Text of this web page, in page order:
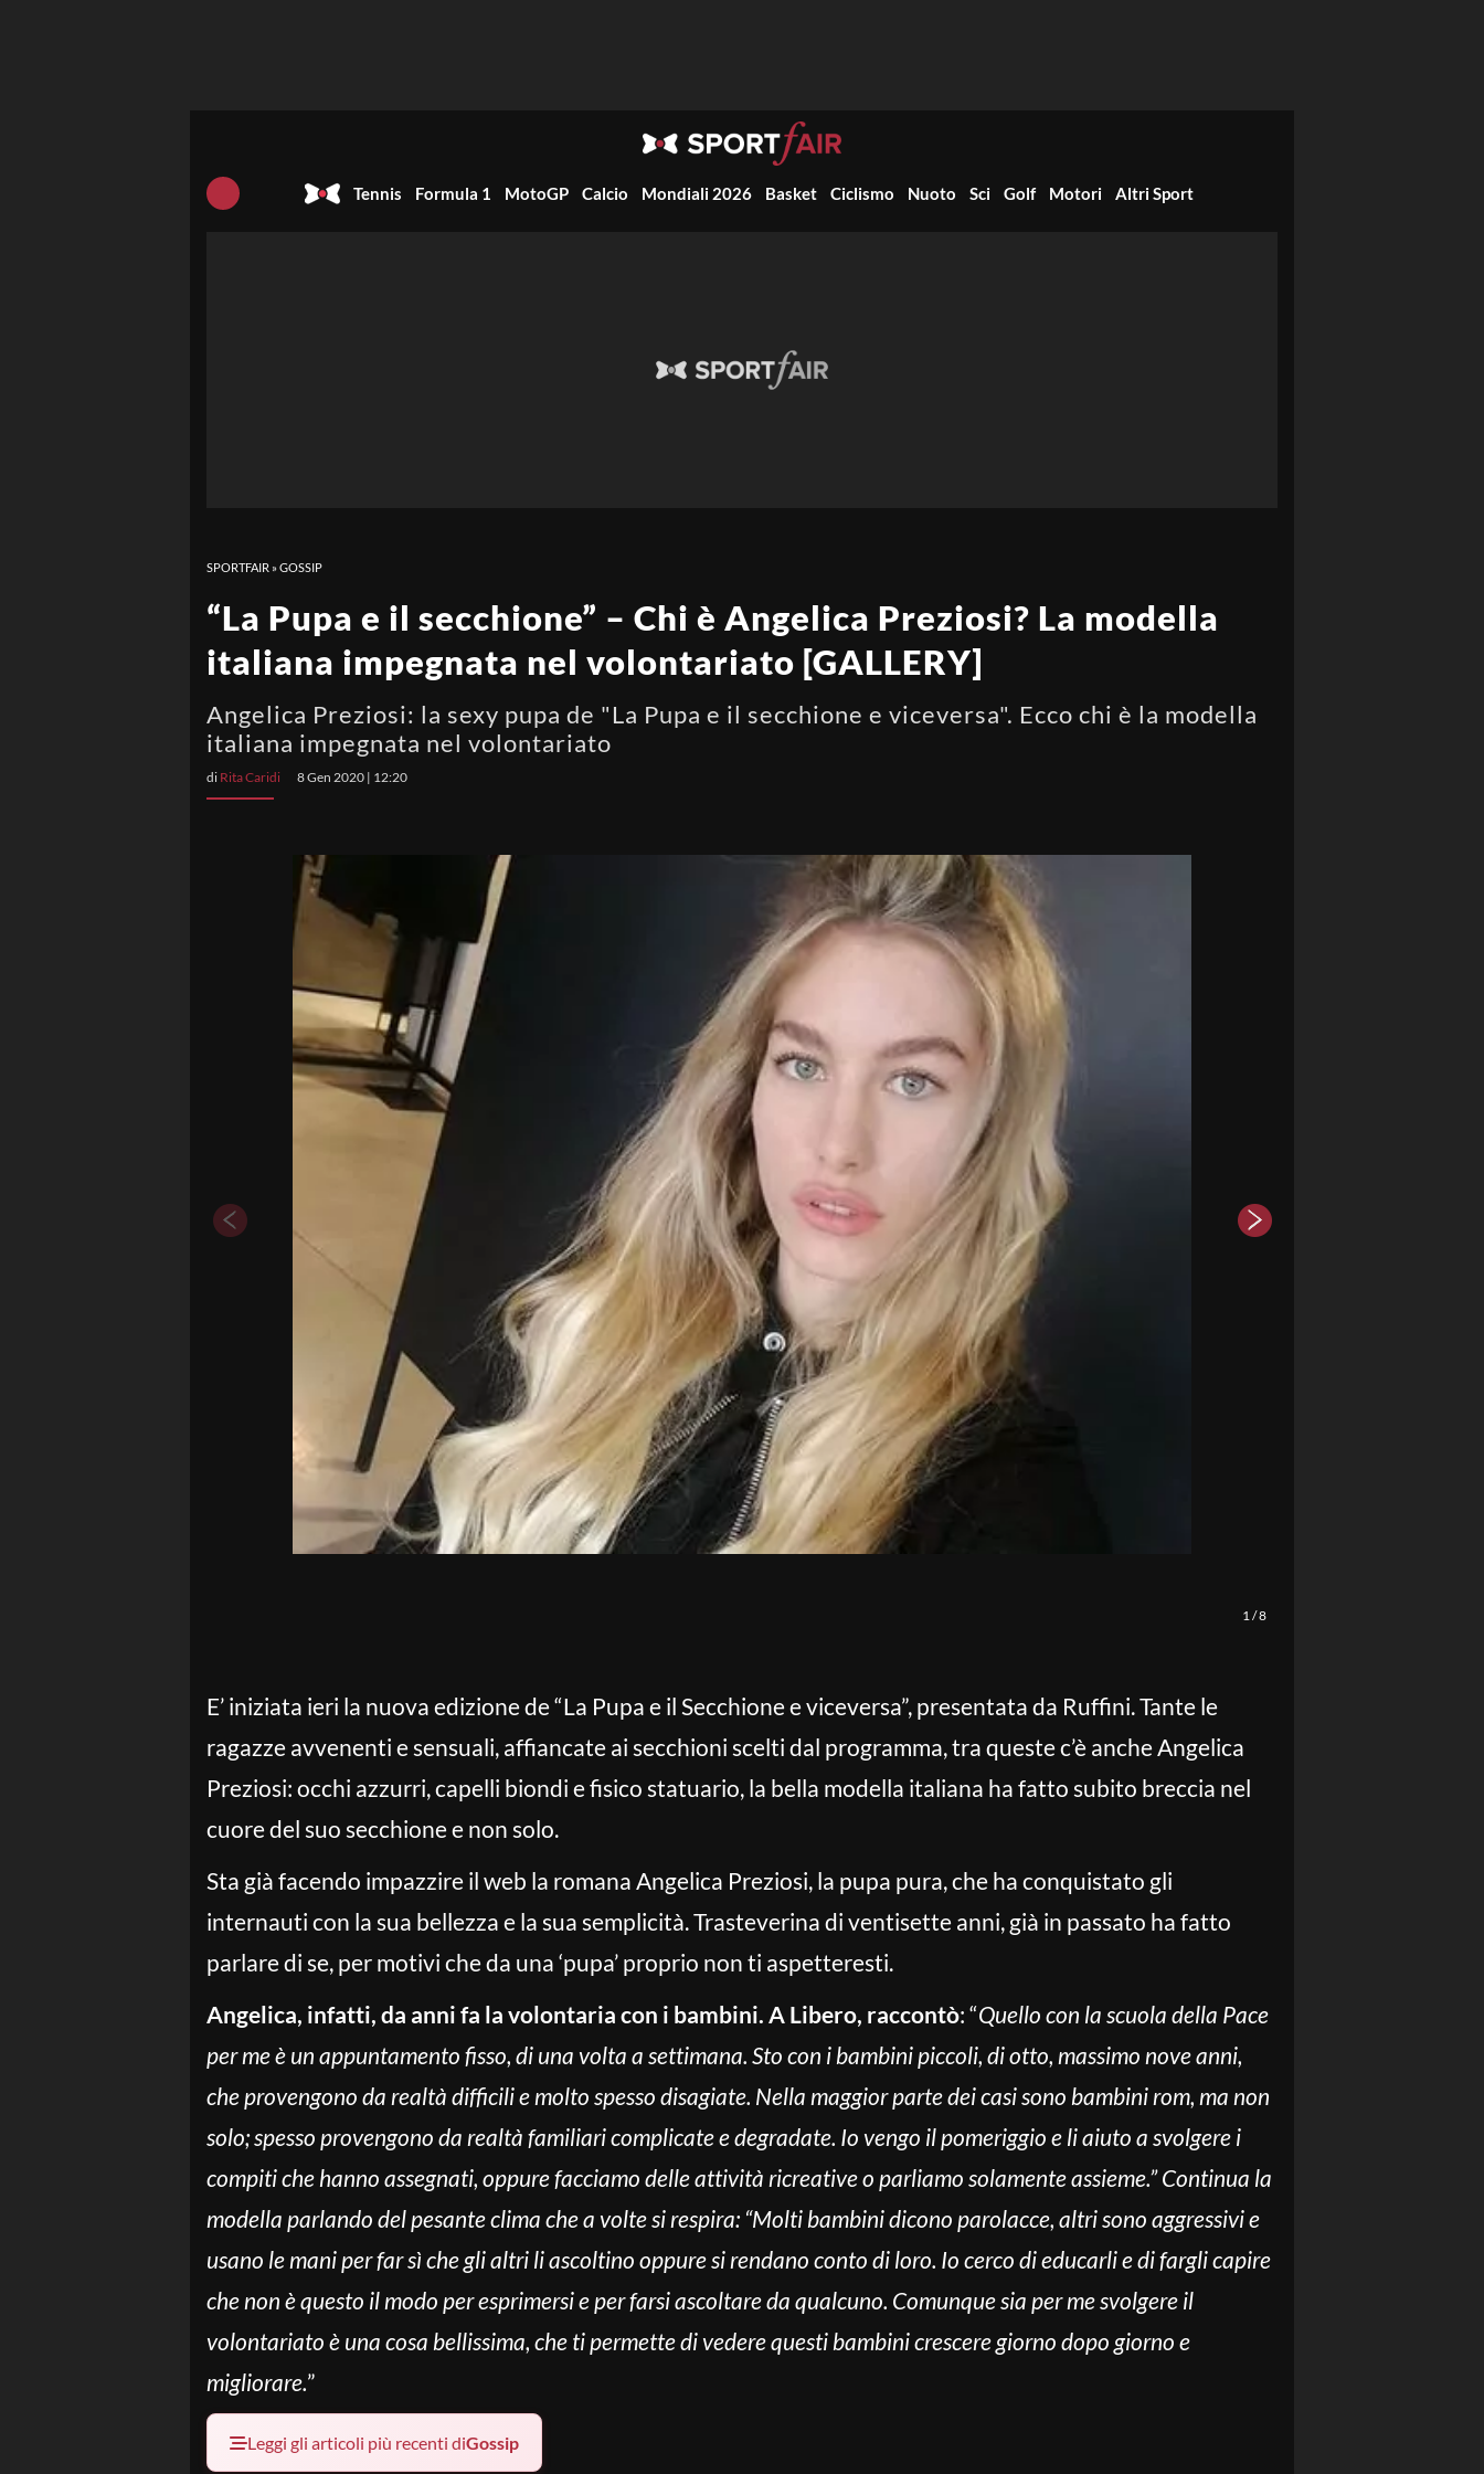
Tennis Formula 1 MotoGP Calcio Mondiali 2026 Basket Ciclismo Nuoto Sci Golf Motori Altri Sport
SPORTFAIR »GOSSIP
“La Pupa e il secchione” – Chi è Angelica Preziosi? La modella
italiana impegnata nel volontariato [GALLERY]
Angelica Preziosi: la sexy pupa de "La Pupa e il secchione e viceversa". Ecco chi è la modella
italiana impegnata nel volontariato
di Rita Caridi 8 Gen 2020 | 12:20
1/8
E’ iniziata ieri la nuova edizione de “La Pupa e il Secchione e viceversa”, presentata da Ruffini. Tante le
ragazze avvenenti e sensuali, affiancate ai secchioni scelti dal programma, tra queste c’è anche Angelica
Preziosi: occhi azzurri, capelli biondi e fisico statuario, la bella modella italiana ha fatto subito breccia nel
cuore del suo secchione e non solo.
Sta già facendo impazzire il web la romana Angelica Preziosi, la pupa pura, che ha conquistato gli
internauti con la sua bellezza e la sua semplicità. Trasteverina di ventisette anni, già in passato ha fatto
parlare di se, per motivi che da una ‘pupa’ proprio non ti aspetteresti.
Angelica, infatti, da anni fa la volontaria con i bambini. A Libero, raccontò: “Quello con la scuola della Pace
per me è un appuntamento fisso, di una volta a settimana. Sto con i bambini piccoli, di otto, massimo nove anni,
che provengono da realtà difficili e molto spesso disagiate. Nella maggior parte dei casi sono bambini rom, ma non
solo; spesso provengono da realtà familiari complicate e degradate. Io vengo il pomeriggio e li aiuto a svolgere i
compiti che hanno assegnati, oppure facciamo delle attività ricreative o parliamo solamente assieme.” Continua la
modella parlando del pesante clima che a volte si respira: “Molti bambini dicono parolacce, altri sono aggressivi e
usano le mani per far sì che gli altri li ascoltino oppure si rendano conto di loro. Io cerco di educarli e di fargli capire
che non è questo il modo per esprimersi e per farsi ascoltare da qualcuno. Comunque sia per me svolgere il
volontariato è una cosa bellissima, che ti permette di vedere questi bambini crescere giorno dopo giorno e
migliorare.”
Leggi gli articoli più recenti diGossip